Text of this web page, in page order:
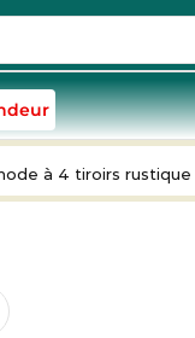
à 4 tiroirs rustique